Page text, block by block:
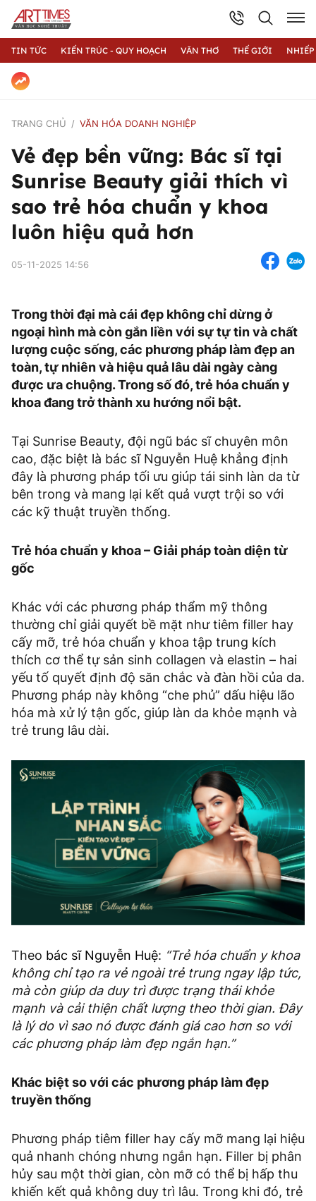
TIN TỨC KIẾN TRÚC - QUY HOẠCH VĂN THƠ THẾ GIỚI
TRANG CHỦ VĂN HÓA DOANH NGHIỆP
Vẻ đẹp bền vững: Bác sĩ tại
Sunrise Beauty giải thích vì
sao trẻ hóa chuẩn y khoa
luôn hiệu quả hơn
05-11-2025 14:56
Trong thời đại mà cái đẹp không chỉ dừng ở
ngoại hình mà còn gắn liền với sự tự tin và chất
lượng cuộc sống, các phương pháp làm đẹp an
toàn, tự nhiên và hiệu quả lâu dài ngày càng
được ưa chuộng. Trong số đó, trẻ hóa chuẩn y
khoa đang trở thành xu hướng nổi bật.
Tại Sunrise Beauty, đội ngũ bác sĩ chuyên môn
cao, đặc biệt là bác sĩ Nguyễn Huệ khẳng định
đây là phương pháp tối ưu giúp tái sinh làn da từ
bên trong và mang lại kết quả vượt trội so với
các kỹ thuật truyền thống.
Trẻ hóa chuẩn y khoa – Giải pháp toàn diện từ
gốc
Khác với các phương pháp thẩm mỹ thông
thường chỉ giải quyết bề mặt như tiêm filler hay
cấy mỡ, trẻ hóa chuẩn y khoa tập trung kích
thích cơ thể tự sản sinh collagen và elastin – hai
yếu tố quyết định độ săn chắc và đàn hồi của da.
Phương pháp này không “che phủ” dấu hiệu lão
hóa mà xử lý tận gốc, giúp làn da khỏe mạnh và
trẻ trung lâu dài.
Theo bác sĩ Nguyễn Huệ: “Trẻ hóa chuẩn y khoa
không chỉ tạo ra vẻ ngoài trẻ trung ngay lập tức,
mà còn giúp da duy trì được trạng thái khỏe
mạnh và cải thiện chất lượng theo thời gian. Đây
là lý do vì sao nó được đánh giá cao hơn so với
các phương pháp làm đẹp ngắn hạn.”
Khác biệt so với các phương pháp làm đẹp
truyền thống
Phương pháp tiêm filler hay cấy mỡ mang lại hiệu
quả nhanh chóng nhưng ngắn hạn. Filler bị phân
hủy sau một thời gian, còn mỡ có thể bị hấp thu
khiến kết quả không duy trì lâu. Trong khi đó, trẻ